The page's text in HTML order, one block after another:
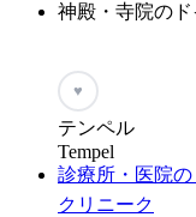
神殿・寺院の
♥
テンペル
Tempel
診療所・医院
クリニーク